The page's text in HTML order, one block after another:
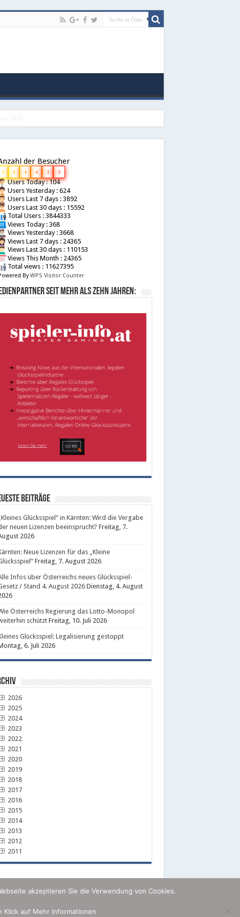
der Besucher
3 8 4 4 3 3
Users Today : 104
Users Yesterday : 624
Users Last 7 days : 3892
Users Last 30 days : 15592
Total Users : 3844333
Views Today : 368
Views Yesterday : 3668
Views Last 7 days : 24365
Views Last 30 days : 110153
Views This Month : 24365
Total views : 11627395
By WPS Visitor Counter
seit mehr als zehn Jahren:
Beiträge
„Kleines Glücksspiel“ in Kärnten: Wird die Vergabe
neuen Lizenzen beeinsprucht? Freitag, 7.
2026
Neue Lizenzen für das „Kleine
Freitag, 7. August 2026
Infos über Österreichs neues Glücksspiel-
/ Stand 4. August 2026 Dienstag, 4. August
Österreichs Regierung das Lotto-Monopol
schützt Freitag, 10. Juli 2026
Glücksspiel: Legalisierung gestoppt
6. Juli 2026
2026
2025
2024
2023
2022
2021
2020
2019
2018
2017
2016
2015
2014
2013
2012
2011
akzeptieren Sie die Verwendung von Cookies.
Klick auf Mehr Informationen